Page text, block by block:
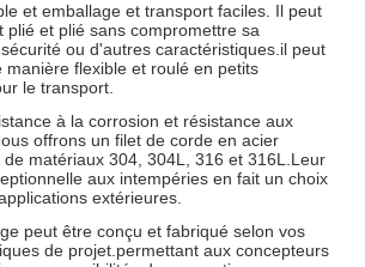
et emballage et transport faciles. Il peut
plié et plié sans compromettre sa
ou d'autres caractéristiques.il peut
manière flexible et roulé en petits
le transport.
à la corrosion et résistance aux
offrons un filet de corde en acier
de matériaux 304, 304L, 316 et 316L.Leur
aux intempéries en fait un choix
extérieures.
peut être conçu et fabriqué selon vos
de projet.permettant aux concepteurs